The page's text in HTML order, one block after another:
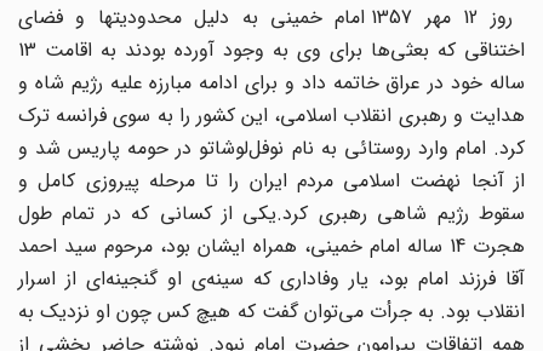
روز 12 مهر 1357 امام خمینی به دلیل محدودیتها و فضای
اختناقی که بعثی‌ها برای وی به وجود آورده بودند به اقامت 13
ساله خود در عراق خاتمه داد و برای ادامه مبارزه علیه رژیم شاه و
هدایت و رهبری انقلاب اسلامی، این کشور را به سوی فرانسه ترک
کرد. امام وارد روستائی به نام نوفل‌لوشاتو در حومه پاریس شد و
از آنجا نهضت اسلامی مردم ایران را تا مرحله پیروزی کامل و
سقوط رژیم شاهی رهبری کرد.یکی از کسانی که در تمام طول
هجرت 14 ساله امام خمینی، همراه ایشان بود، مرحوم سید احمد
آقا فرزند امام بود، یار وفاداری که سینه‌ی او گنجینه‌ای از اسرار
انقلاب بود. به جرأت می‌توان گفت که هیچ کس چون او نزدیک به
همه اتفاقات پیرامون حضرت امام نبود. نوشته حاضر بخشی از